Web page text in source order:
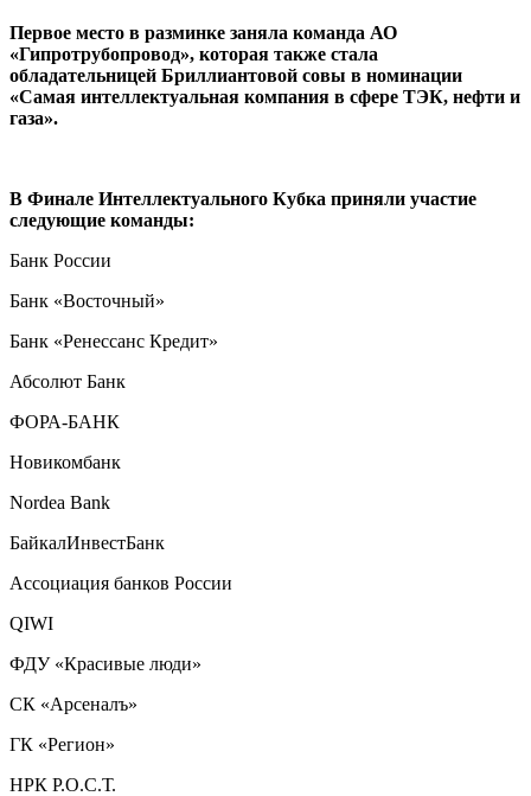
Первое место в разминке заняла команда АО
«Гипротрубопровод», которая также стала
обладательницей Бриллиантовой совы в номинации
«Самая интеллектуальная компания в сфере ТЭК, нефти и
газа».
В Финале Интеллектуального Кубка приняли участие
следующие команды:
Банк России
Банк «Восточный»
Банк «Ренессанс Кредит»
Абсолют Банк
ФОРА-БАНК
Новикомбанк
Nordea Bank
БайкалИнвестБанк
Ассоциация банков России
QIWI
ФДУ «Красивые люди»
СК «Арсеналъ»
ГК «Регион»
НРК Р.О.С.Т.